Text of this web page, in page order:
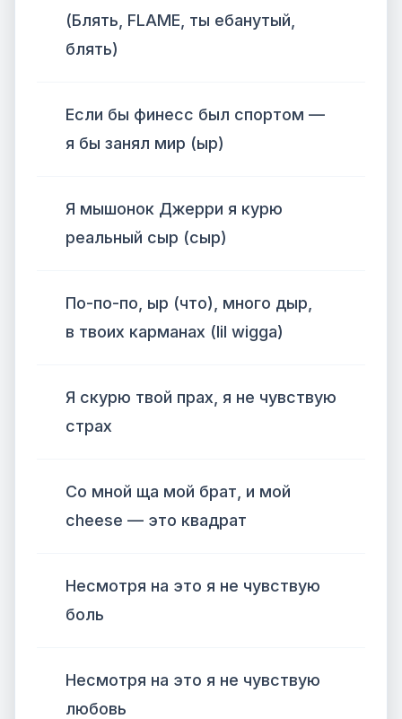
(Блять, FLAME, ты ебанутый,
блять)
Если бы финесс был спортом —
я бы занял мир (ыр)
Я мышонок Джерри я курю
реальный сыр (сыр)
По-по-по, ыр (что), много дыр,
в твоих карманах (lil wigga)
Я скурю твой прах, я не чувствую
страх
Со мной ща мой брат, и мой
cheese — это квадрат
Несмотря на это я не чувствую
боль
Несмотря на это я не чувствую
любовь